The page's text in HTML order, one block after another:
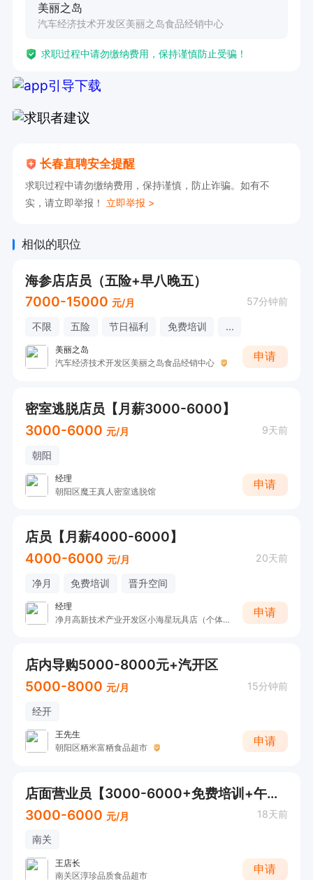
美丽之岛
汽车经济技术开发区美丽之岛食品经销中心
求职过程中请勿缴纳费用，保持谨慎防止受骗！
长春直聘安全提醒
求职过程中请勿缴纳费用，保持谨慎，防止诈骗。如有不
实，请立即举报！ 立即举报 >
相似的职位
海参店店员（五险+早八晚五）
7000-15000 元/月 57分钟前
不限 五险 节日福利 免费培训 ...
美丽之岛
汽车经济技术开发区美丽之岛食品经销中心
申请
密室逃脱店员【月薪3000-6000】
3000-6000 元/月 9天前
朝阳
经理
朝阳区魔王真人密室逃脱馆
申请
店员【月薪4000-6000】
4000-6000 元/月 20天前
净月 免费培训 晋升空间
经理
净月高新技术产业开发区小海星玩具店（个体工商户）
申请
店内导购5000-8000元+汽开区
5000-8000 元/月 15分钟前
经开
王先生
朝阳区粞米富粞食品超市
申请
店面营业员【3000-6000+免费培训+午餐】
3000-6000 元/月 18天前
南关
王店长
南关区淳珍品质食品超市
申请